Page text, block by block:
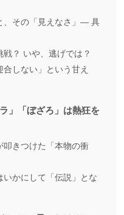
、その「見えなさ」― 具
戦？ いや、逃げでは？
合しない」という甘え
」「ぼざろ」は熱狂を
叩きつけた「本物の衝
いかにして「伝説」とな